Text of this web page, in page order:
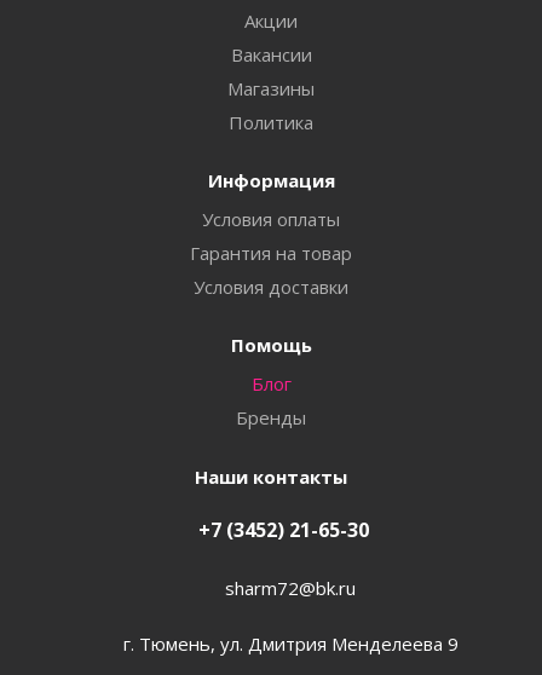
Акции
Вакансии
Магазины
Политика
Информация
Условия оплаты
Гарантия на товар
Условия доставки
Помощь
Блог
Бренды
Наши контакты
+7 (3452) 21-65-30
sharm72@bk.ru
г. Тюмень, ул. Дмитрия Менделеева 9